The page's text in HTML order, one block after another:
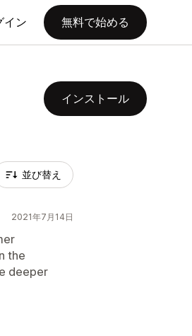
イン 無料で始める
インストール
並び替え
2021年7月14日
the
deeper